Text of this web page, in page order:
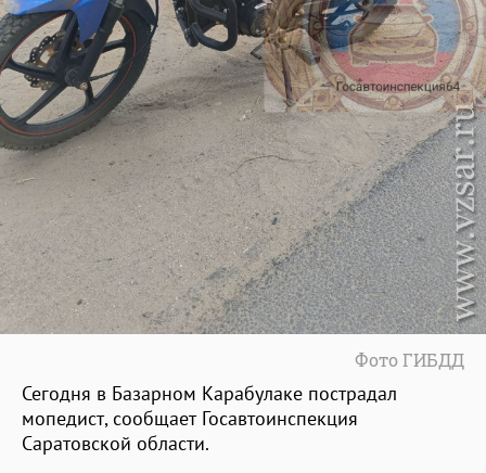
Фото ГИБДД
Сегодня в Базарном Карабулаке пострадал
мопедист, сообщает Госавтоинспекция
Саратовской области.